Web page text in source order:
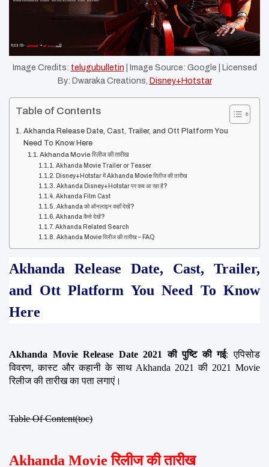
Image Credits: telugubulletin | Image Source: Google | Licensed
By: Dwaraka Creations, Disney+Hotstar
Table of Contents
Akhanda Release Date, Cast, Trailer, and Ott Platform You
Need To Know Here
Akhanda Movie रिलीज की तारीख
Akhanda Movie Trailer or Teaser
Disney+Hotstar में Akhanda Movie रिलीज की तारीख
Akhanda Disney+Hotstar पर कब आ रहा है?
Akhanda Film Cast
Akhanda को ऑनलाइन कहाँ देखें?
Akhanda कैसे देखें?
Akhanda Related Search
Akhanda Movie रिलीज की तारीख – FAQ
Akhanda Release Date, Cast, Trailer,
and Ott Platform You Need To Know
Here
Akhanda Movie Release Date 2021 की पुष्टि की गई: एपिसोड
विवरण, कास्ट और कहानी के साथ Akhanda 2021 की 2021 Movie
रिलीज की तारीख का पता लगाएं।
Table Of Content(toc)
Akhanda Movie रिलीज की तारीख